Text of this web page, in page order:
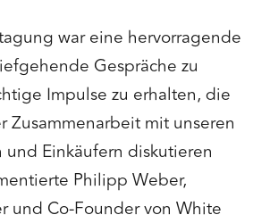
war eine hervorragende
Gespräche zu
Impulse zu erhalten, die
Zusammenarbeit mit unseren
und Einkäufern diskutieren
Philipp Weber,
und Co-Founder von White